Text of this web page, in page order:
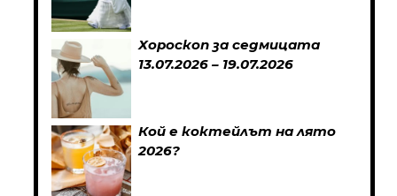
Хороскоп за седмицата
13.07.2026 – 19.07.2026
Кой е коктейлът на лято
2026?